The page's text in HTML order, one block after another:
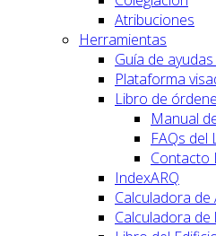
Atribuciones
Herramientas
Guía de
Plataforma
Libro de
Manual
FAQs del
Contacto
IndexARQ
Calculadora de
Calculadora